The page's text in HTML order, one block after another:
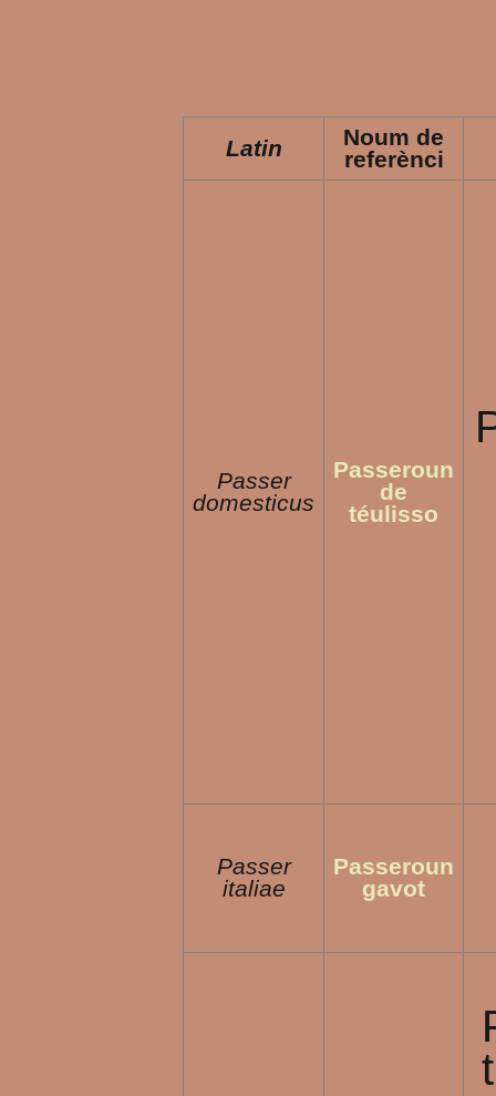
Latin
Noum de
referènci
Passer
domesticus
Passeroun
de
téulisso
Passer
italiae
Passeroun
gavot